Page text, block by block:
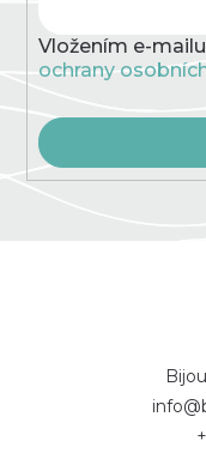
Vložením e-
ochrany